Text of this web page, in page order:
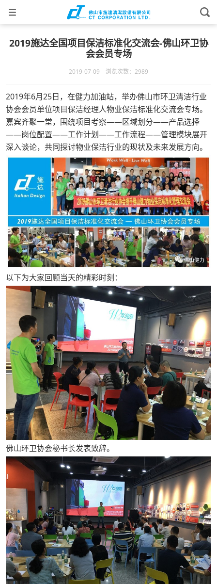
2019施达全国项目保洁标准化交流会-佛山环卫协
会会员专场
2019-07-09 浏览次数：2989
2019年6月25日，在健力加油站，举办佛山市环卫清洁行业
协会会员单位项目保洁经理人物业保洁标准化交流会专场。
嘉宾齐聚一堂，围绕项目考察——区域划分——产品选择
——岗位配置——工作计划——工作流程——管理模块展开
深入谈论，共同探讨物业保洁行业的现状及未来发展方向。
以下为大家回顾当天的精彩时刻：
佛山环卫协会秘书长发表致辞。